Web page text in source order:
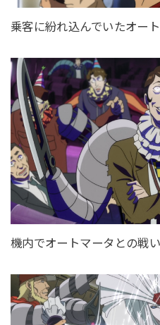
乗客に紛れ込んでいたオート
機内でオートマータとの戦い